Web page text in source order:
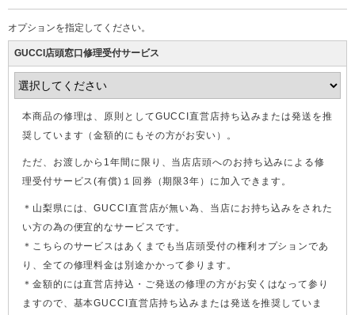
オプションを指定してください。
GUCCI店頭窓口修理受付サービス
本商品の修理は、原則としてGUCCI直営店持ち込みまたは発送を推
奨しています（金額的にもその方がお安い）。
ただ、お渡しから1年間に限り、当店店頭へのお持ち込みによる修
理受付サービス(有償)１回券（期限3年）に加入できます。
＊山梨県には、GUCCI直営店が無い為、当店にお持ち込みをされた
い方の為の便宜的なサービスです。
＊こちらのサービスはあくまでも当店頭受付の権利オプションであ
り、全ての修理料金は別途かかって参ります。
＊金額的には直営店持込・ご発送の修理の方がお安くはなって参り
ますので、基本GUCCI直営店持ち込みまたは発送を推奨していま